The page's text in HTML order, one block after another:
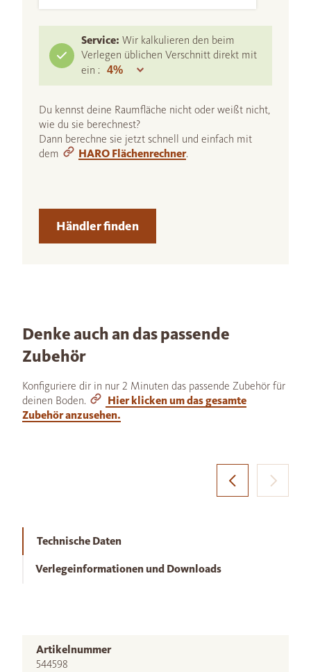
Service: Wir kalkulieren den beim
Verlegen üblichen Verschnitt direkt mit
ein :
Du kennst deine Raumfläche nicht oder weißt nicht,
wie du sie berechnest?
Dann berechne sie jetzt schnell und einfach mit
dem
HARO Flächenrechner.
Händler finden
Denke auch an das passende
Zubehör
Konfiguriere dir in nur 2 Minuten das passende Zubehör für
deinen Boden.
Hier klicken um das gesamte
Zubehör anzusehen.
Technische Daten
Verlegeinformationen und Downloads
Artikelnummer
544598